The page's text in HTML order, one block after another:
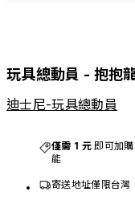
玩具總動員 - 抱抱
迪士尼-玩具總動員
僅需 1 元 即可加購
能
寄送地址僅限台灣